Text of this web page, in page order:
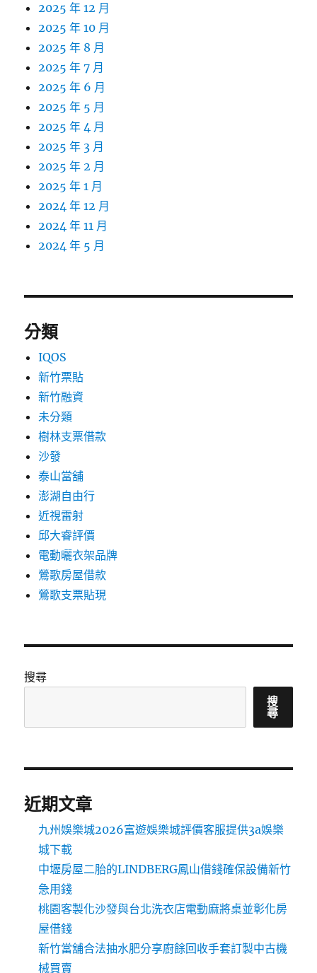
2025 年 12 月
2025 年 10 月
2025 年 8 月
2025 年 7 月
2025 年 6 月
2025 年 5 月
2025 年 4 月
2025 年 3 月
2025 年 2 月
2025 年 1 月
2024 年 12 月
2024 年 11 月
2024 年 5 月
分類
IQOS
新竹票貼
新竹融資
未分類
樹林支票借款
沙發
泰山當舖
澎湖自由行
近視雷射
邱大睿評價
電動曬衣架品牌
鶯歌房屋借款
鶯歌支票貼現
搜尋
搜
尋
近期文章
九州娛樂城2026富遊娛樂城評價客服提供3a娛樂
城下載
中壢房屋二胎的LINDBERG鳳山借錢確保設備新竹
急用錢
桃園客製化沙發與台北洗衣店電動麻將桌並彰化房
屋借錢
新竹當舖合法抽水肥分享廚餘回收手套訂製中古機
械買賣